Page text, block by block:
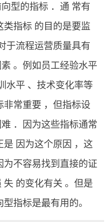
型的指标 ．通 常有
指标 的目的是要监
于流程运营质量具有
。例如员工经验水平
水平 、技术变化率等
非常重要 ，但指标设
．因为这些指标通常
因为这个原因 ，这
为不容易找到直接的证
的变化有关 。但是
指标是最有用的。